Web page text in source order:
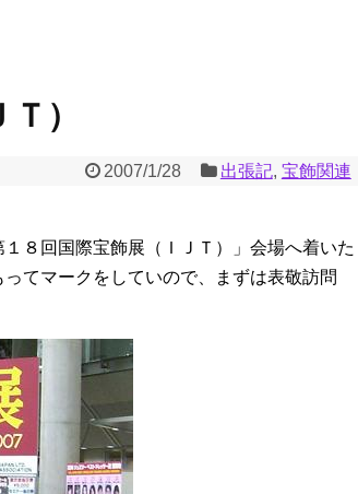
）
2007/1/28 出張記, 宝飾関連
８回国際宝飾展（ＩＪＴ）」会場へ着いた
てマークをしていので、まずは表敬訪問